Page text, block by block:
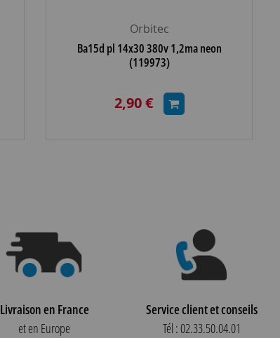
Orbitec
Ba15d pl 14x30 380v 1,2ma neon
(119973)
2,90 €
Livraison en France
et en Europe
Service client et conseils
Tél : 02.33.50.04.01